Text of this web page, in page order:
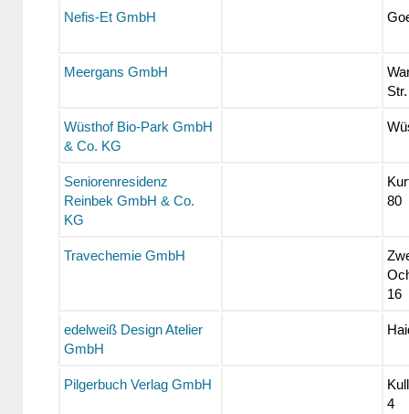
Nefis-Et GmbH
Meergans GmbH
Wüsthof Bio-Park GmbH
& Co. KG
Seniorenresidenz
Reinbek GmbH & Co.
KG
80
Travechemie GmbH
16
edelweiß Design Atelier
GmbH
Pilgerbuch Verlag GmbH
4